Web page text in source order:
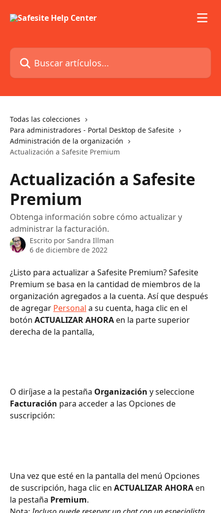
Buscar artículos...
Todas las colecciones
Para administradores - Portal Desktop de Safesite
Administración de la organización
Actualización a Safesite Premium
Actualización a Safesite
Premium
Obtenga información sobre cómo actualizar y
administrar la facturación.
Escrito por Sandra Illman
6 de diciembre de 2022
¿Listo para actualizar a Safesite Premium? Safesite
Premium se basa en la cantidad de miembros de la
organización agregados a la cuenta. Así que después
de agregar Personal a su cuenta, haga clic en el
botón ACTUALIZAR AHORA en la parte superior
derecha de la pantalla,
O diríjase a la pestaña Organización y seleccione
Facturación para acceder a las Opciones de
suscripción:
Una vez que esté en la pantalla del menú Opciones
de suscripción, haga clic en ACTUALIZAR AHORA en
la pestaña Premium.